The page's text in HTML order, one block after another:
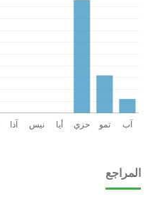
المراجع